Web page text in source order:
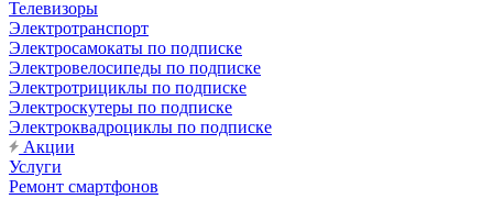
Телевизоры
Электротранспорт
Электросамокаты по подписке
Электровелосипеды по подписке
Электротрициклы по подписке
Электроскутеры по подписке
Электроквадроциклы по подписке
Акции
Услуги
Ремонт смартфонов